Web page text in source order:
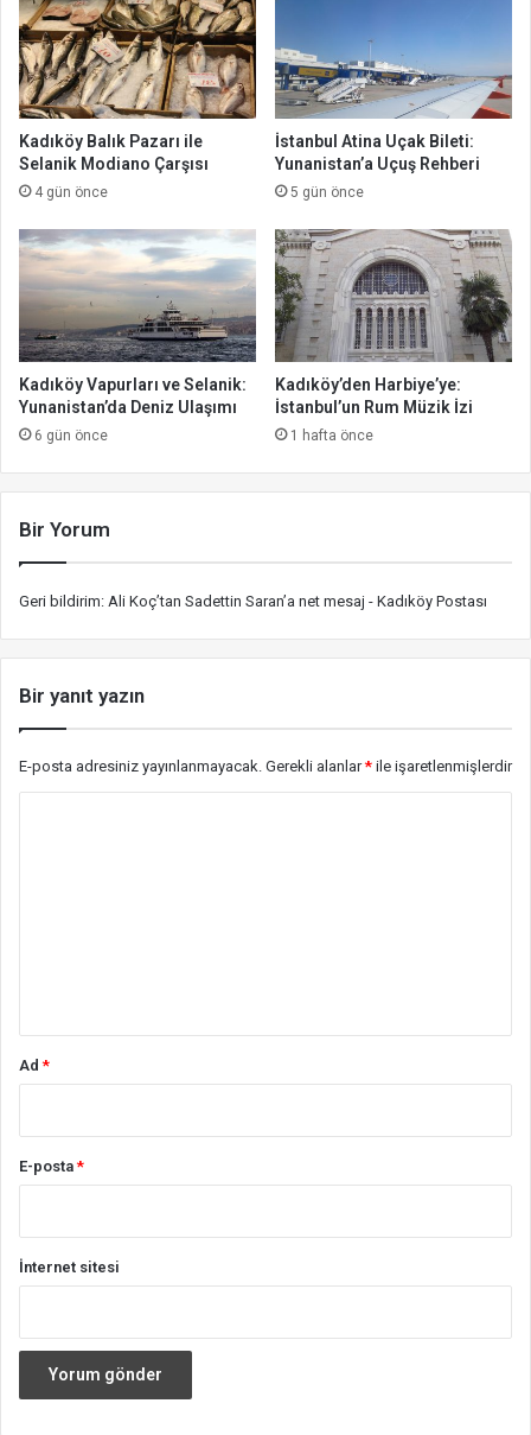
Kadıköy Balık Pazarı ile
Selanik Modiano Çarşısı
4 gün önce
İstanbul Atina Uçak Bileti:
Yunanistan’a Uçuş Rehberi
5 gün önce
Kadıköy Vapurları ve Selanik:
Yunanistan’da Deniz Ulaşımı
6 gün önce
Kadıköy’den Harbiye’ye:
İstanbul’un Rum Müzik İzi
1 hafta önce
Bir Yorum
Geri bildirim: Ali Koç’tan Sadettin Saran’a net mesaj - Kadıköy Postası
Bir yanıt yazın
E-posta adresiniz yayınlanmayacak. Gerekli alanlar* ile işaretlenmişlerdir
Ad*
E-posta*
İnternet sitesi